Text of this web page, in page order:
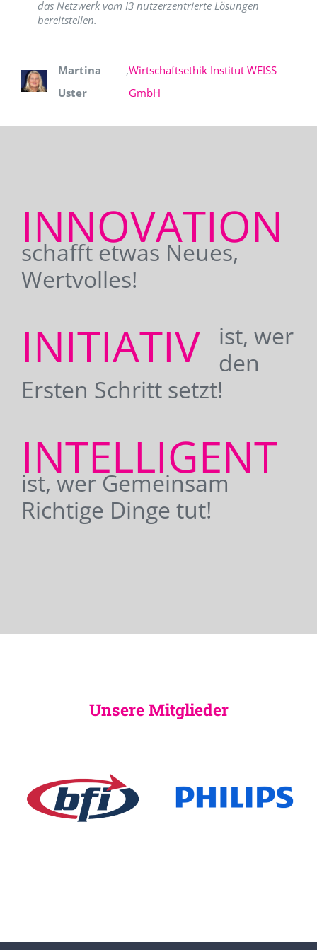
das Netzwerk vom I3 nutzerzentrierte Lösungen
bereitstellen.
Martina
Uster
,Wirtschaftsethik Institut WEISS
GmbH
INNOVATION
schafft etwas Neues,
Wertvolles!
INITIATIV
ist, wer
den
Ersten Schritt setzt!
INTELLIGENT
ist, wer Gemeinsam
Richtige Dinge tut!
Unsere Mitglieder